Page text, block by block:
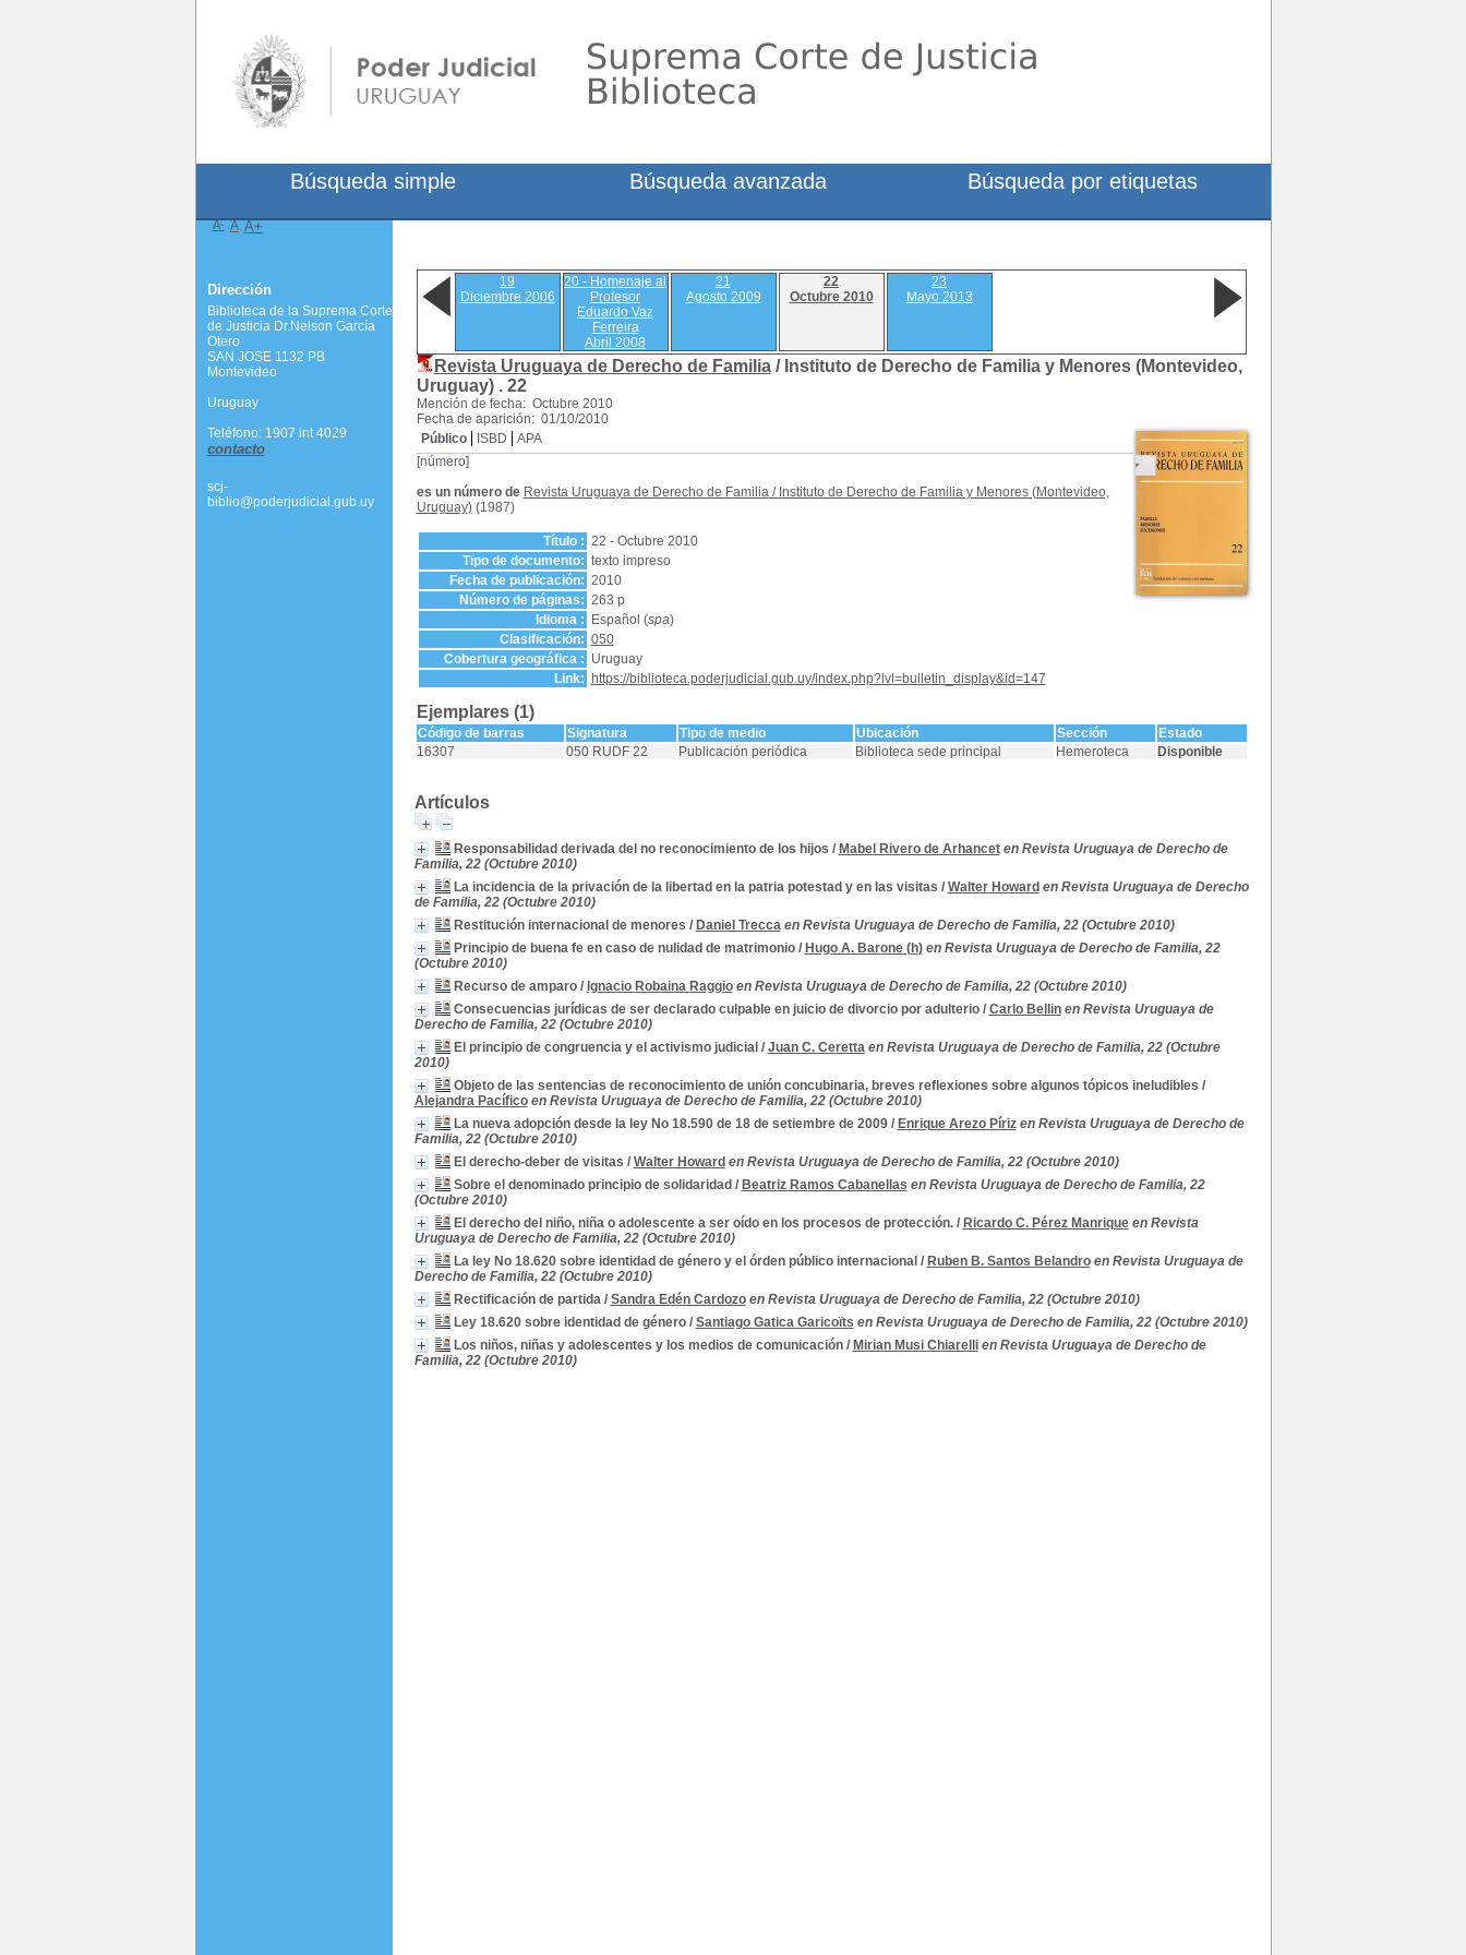
19
Diciembre 2006
20 - Homenaje al
Profesor
Eduardo Vaz
Ferreira
Abril 2008
21
Agosto 2009
22
Octubre 2010
23
Mayo 2013
Revista Uruguaya de Derecho de Familia/ Instituto de Derecho de Familia y Menores (Montevideo,
Uruguay) . 22
Mención de fecha: Octubre 2010
Fecha de aparición: 01/10/2010
Público
ISBD
APA
[número]
es un número de Revista Uruguaya de Derecho de Familia/ Instituto de Derecho de Familia y Menores (Montevideo,
Uruguay)(1987)
Título : 22 - Octubre 2010
Tipo de documento: texto impreso
Fecha de publicación: 2010
Número de páginas: 263 p
Idioma :
Español (spa)
Clasificación: 050
Cobertura geográfica : Uruguay
Link:
https://biblioteca.poderjudicial.gub.uy/index.php?lvl=bulletin_display&id=147
Ejemplares (1)
Código de barras Signatura Tipo de medio Ubicación Sección
Estado
16307
050 RUDF 22 Publicación periódica Biblioteca sede principal Hemeroteca Disponible
Artículos
Responsabilidad derivada del no reconocimiento de los hijos / Mabel Rivero de Arhancet en Revista Uruguaya de Derecho de
Familia, 22 (Octubre 2010)
La incidencia de la privación de la libertad en la patria potestad y en las visitas / Walter Howard en Revista Uruguaya de Derecho
de Familia, 22 (Octubre 2010)
Restitución internacional de menores / Daniel Trecca en Revista Uruguaya de Derecho de Familia, 22 (Octubre 2010)
Principio de buena fe en caso de nulidad de matrimonio/ Hugo A. Barone (h) en Revista Uruguaya de Derecho de Familia, 22
(Octubre 2010)
Recurso de amparo/ Ignacio Robaina Raggio en Revista Uruguaya de Derecho de Familia, 22 (Octubre 2010)
Consecuencias jurídicas de ser declarado culpable en juicio de divorcio por adulterio/ Carlo Bellin en Revista Uruguaya de
Derecho de Familia, 22 (Octubre 2010)
El principio de congruencia y el activismo judicial / Juan C. Ceretta en Revista Uruguaya de Derecho de Familia, 22 (Octubre
2010)
Objeto de las sentencias de reconocimiento de unión concubinaria, breves reflexiones sobre algunos tópicos ineludibles /
Alejandra Pacífico en Revista Uruguaya de Derecho de Familia, 22 (Octubre 2010)
La nueva adopción desde la ley No 18.590 de 18 de setiembre de 2009/ Enrique Arezo Píriz en Revista Uruguaya de Derecho de
Familia, 22 (Octubre 2010)
El derecho-deber de visitas / Walter Howard en Revista Uruguaya de Derecho de Familia, 22 (Octubre 2010)
Sobre el denominado principio de solidaridad / Beatriz Ramos Cabanellas en Revista Uruguaya de Derecho de Familia, 22
(Octubre 2010)
El derecho del niño, niña o adolescente a ser oído en los procesos de protección./ Ricardo C. Pérez Manrique en Revista
Uruguaya de Derecho de Familia, 22 (Octubre 2010)
La ley No 18.620 sobre identidad de género y el órden público internacional / Ruben B. Santos Belandro en Revista Uruguaya de
Derecho de Familia, 22 (Octubre 2010)
Rectificación de partida/ Sandra Edén Cardozo en Revista Uruguaya de Derecho de Familia, 22 (Octubre 2010)
Ley 18.620 sobre identidad de género/ Santiago Gatica Garicoïts en Revista Uruguaya de Derecho de Familia, 22 (Octubre 2010)
Los niños, niñas y adolescentes y los medios de comunicación/ Mirian Musi Chiarelli en Revista Uruguaya de Derecho de
Familia, 22 (Octubre 2010)
Búsqueda simple Búsqueda avanzada Búsqueda por etiquetas
A- A A+
Dirección
Biblioteca de la Suprema Corte
de Justicia Dr.Nelson García
Otero
SAN JOSE 1132 PB
Montevideo
Uruguay
Teléfono: 1907 int 4029
contacto
scj-
biblio@poderjudicial.gub.uy